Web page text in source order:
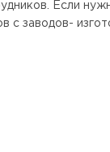
Если
с заводов-